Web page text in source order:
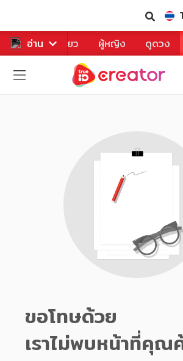
อ่าน
หาร ท่องเที่ยว ผู้หญิง ดูดวง
ขอโทษด้วย
เราไม่พบหน้าที่คุณ